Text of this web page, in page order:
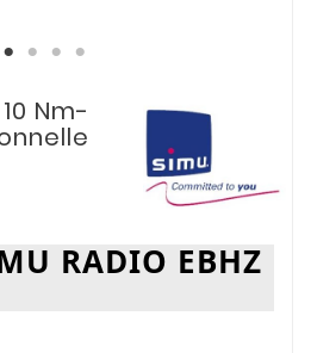
Nm-
RADIO EBHZ